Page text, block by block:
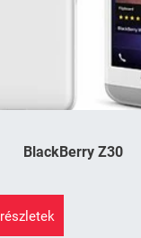
BlackBerry Z30
részletek